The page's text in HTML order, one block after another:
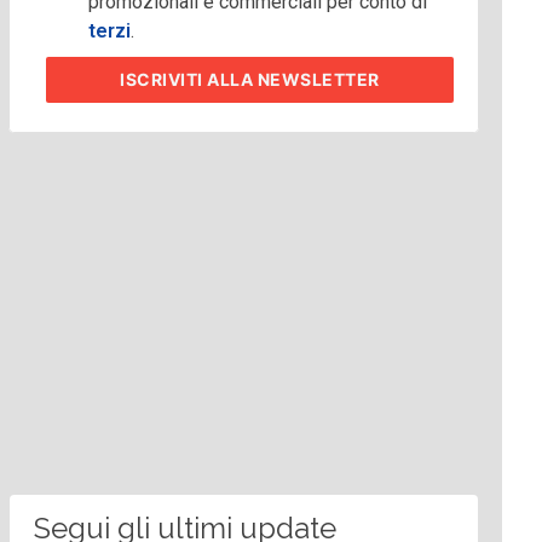
terzi.
ISCRIVITIALLA NEWSLETTER
Segui gli ultimi update